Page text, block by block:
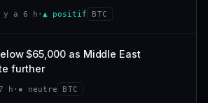
a 6 h · ▲ positif BTC
$65,000 as Middle East
further
h · ▪ neutre BTC